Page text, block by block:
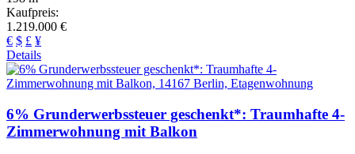
Kaufpreis:
1.219.000 €
€ $ £ ¥
Details
6% Grunderwerbssteuer geschenkt*: Traumhafte 4-
Zimmerwohnung mit Balkon